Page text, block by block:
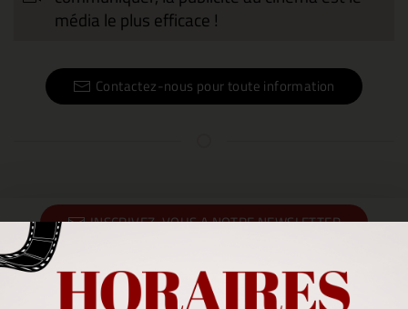
média le plus efficace !
Contactez-nous pour toute information
INSCRIVEZ-VOUS A NOTRE NEWSLETTER